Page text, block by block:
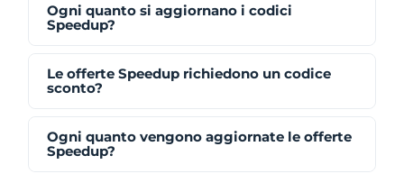
Ogni quanto si aggiornano i codici
Speedup?
Le offerte Speedup richiedono un codice
sconto?
Ogni quanto vengono aggiornate le offerte
Speedup?